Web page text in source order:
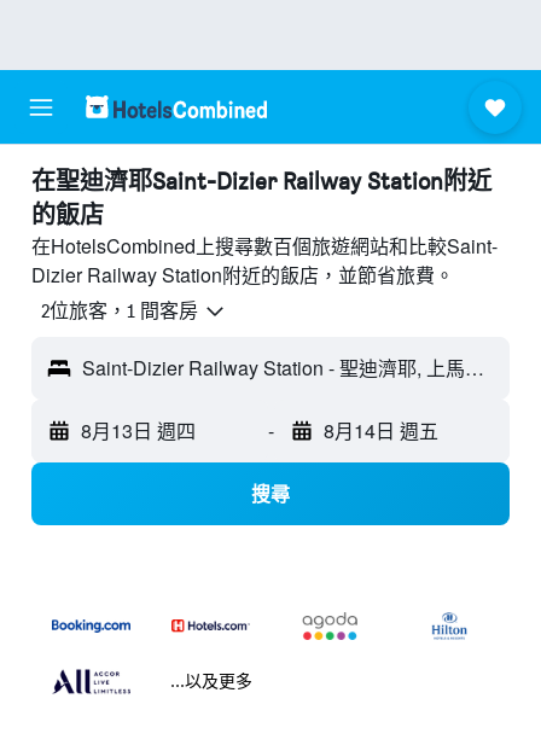
​在聖迪濟耶Saint-Dizier Railway Station附近​
的飯店
在HotelsCombined上搜尋數百個旅遊網站和比較Saint-
Dizier Railway Station附近的飯店，並節省旅費。
2位旅客，1 間客房
Saint-Dizier Railway Station - 聖迪濟耶, 上馬恩省, 法國
8月13日 週四 - 8月14日 週五
搜尋
...以及更多